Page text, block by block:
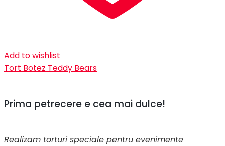
Add to wishlist
Tort Botez Teddy Bears
Prima petrecere e cea mai dulce!
Realizam torturi speciale pentru evenimente